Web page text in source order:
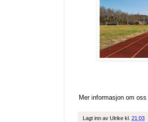
Mer informasjon om oss
Lagt inn av Ulrike kl. 21:03